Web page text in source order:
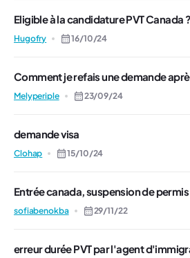
Eligible à la candidature PVT Canada
Hugofry 16/10/24
Comment je refais une demande
Melyperiple 23/09/24
demande visa
Clohap 15/10/24
Entrée canada, suspension de
sofiabenokba 29/11/22
erreur durée PVT par l'agent